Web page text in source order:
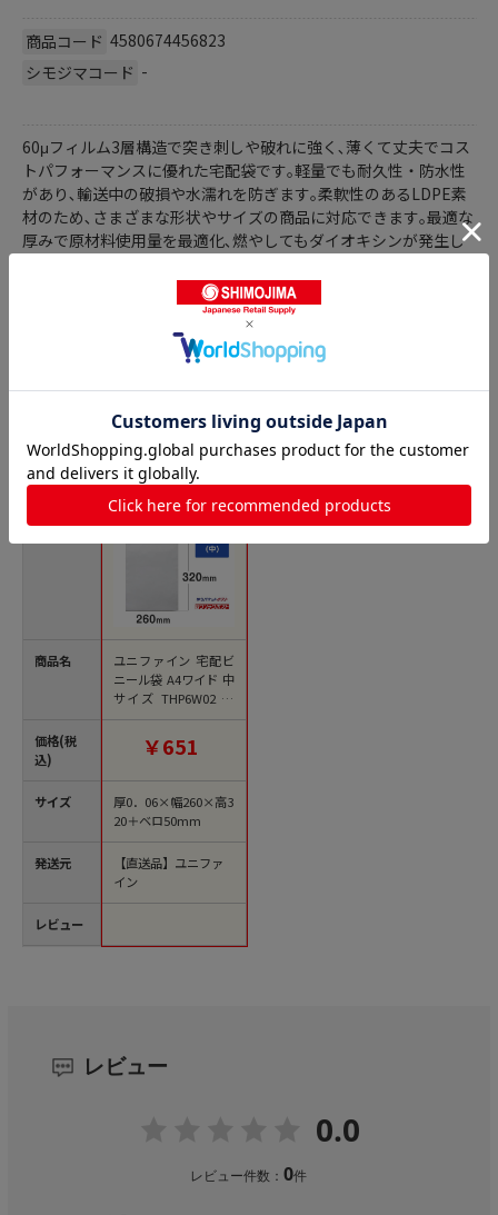
商品コード 4580674456823
シモジマコード -
60μフィルム3層構造で突き刺しや破れに強く､薄くて丈夫でコス
トパフォーマンスに優れた宅配袋です｡軽量でも耐久性・防水性
があり､輸送中の破損や水濡れを防ぎます｡柔軟性のあるLDPE素
材のため､さまざまな形状やサイズの商品に対応できます｡最適な
厚みで原材料使用量を最適化､燃やしてもダイオキシンが発生し
宅配ポリ袋の人気商品との比較
商品名
価格(税
込)
サイズ
発送元
レビュー
ユニファイン 宅配ビ
ニール袋 A4ワイド 中
サイズ THP6W02 50
枚/袋（ご注文単位20
袋）【直送品】
￥651
厚0．06×幅260×高3
20＋ベロ50mm
【直送品】ユニファ
イン
レビュー
0.0
レビュー件数：0件